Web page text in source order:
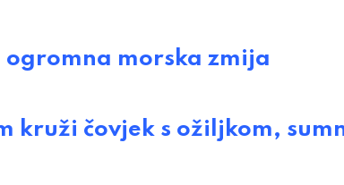
ogromna morska zmija
kruži čovjek s ožiljkom,